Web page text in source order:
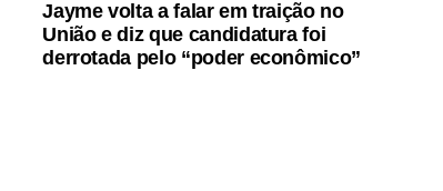
Jayme volta a falar em traição no
União e diz que candidatura foi
derrotada pelo “poder econômico”